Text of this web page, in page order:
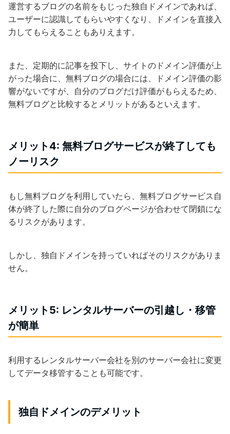
運営するブログの名前をもじった独自ドメインであれば、
ユーザーに認識してもらいやすくなり、ドメインを直接入
力してもらえることもありえます。
また、定期的に記事を投下し、サイトのドメイン評価が上
がった場合に、無料ブログの場合には、ドメイン評価の影
響がないですが、自分のブログだけ評価がもらえるため、
無料ブログと比較するとメリットがあるといえます。
メリット4: 無料ブログサービスが終了しても
ノーリスク
もし無料ブログを利用していたら、無料ブログサービス自
体が終了した際に自分のブログページが合わせて閉鎖にな
るリスクがあります。
しかし、独自ドメインを持っていればそのリスクがありま
せん。
メリット5: レンタルサーバーの引越し・移管
が簡単
利用するレンタルサーバー会社を別のサーバー会社に変更
してデータ移管することも可能です。
独自ドメインのデメリット